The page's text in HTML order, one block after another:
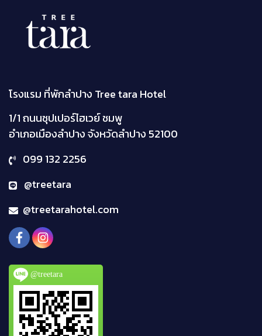
โรงแรม ที่พักลำปาง Tree tara Hotel
1/1 ถนนซุปเปอร์ไฮเวย์ ชมพู
อำเภอเมืองลำปาง จังหวัดลำปาง 52100
099 132 2256
@treetara
@treetarahotel.com
@treetara